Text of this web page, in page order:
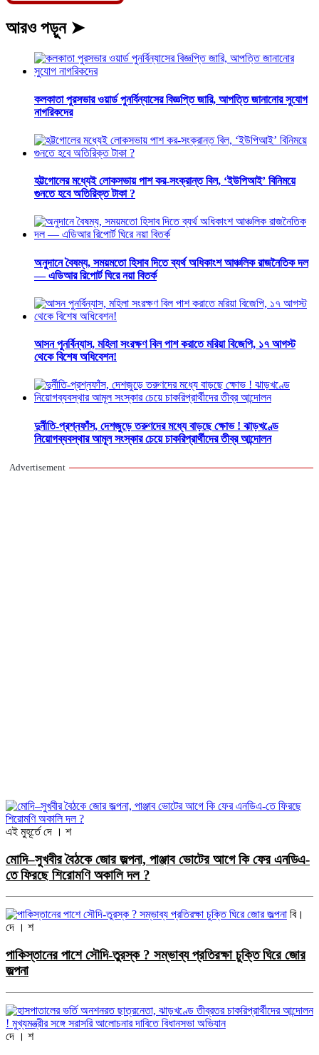
আরও পড়ুন ➤
কলকাতা পুরসভার ওয়ার্ড পুনর্বিন্যাসের বিজ্ঞপ্তি জারি, আপত্তি জানানোর সুযোগ
নাগরিকদের
হট্টগোলের মধ্যেই লোকসভায় পাশ কর-সংক্রান্ত বিল, ‘ইউপিআই’ বিনিময়ে
গুনতে হবে অতিরিক্ত টাকা ?
অনুদানে বৈষম্য, সময়মতো হিসাব দিতে ব্যর্থ অধিকাংশ আঞ্চলিক রাজনৈতিক দল
— এডিআর রিপোর্ট ঘিরে নয়া বিতর্ক
আসন পুনর্বিন্যাস, মহিলা সংরক্ষণ বিল পাশ করাতে মরিয়া বিজেপি, ১৭ আগস্ট
থেকে বিশেষ অধিবেশন!
দুর্নীতি-প্রশ্নফাঁস, দেশজুড়ে তরুণদের মধ্যে বাড়ছে ক্ষোভ ! ঝাড়খণ্ডে
নিয়োগব্যবস্থার আমূল সংস্কার চেয়ে চাকরিপ্রার্থীদের তীব্র আন্দোলন
Advertisement
এই মুহূর্তে দে । শ
মোদি–সুখবীর বৈঠকে জোর জল্পনা, পাঞ্জাব ভোটের আগে কি ফের এনডিএ-
তে ফিরছে শিরোমণি অকালি দল ?
বি।
দে । শ
পাকিস্তানের পাশে সৌদি-তুরস্ক ? সম্ভাব্য প্রতিরক্ষা চুক্তি ঘিরে জোর
জল্পনা
দে । শ